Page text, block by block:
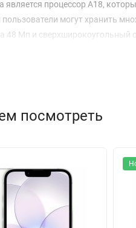
является процессор A18,
могут хранить
48 Мп и сверхширокоугольный
гарантирует, что ваши
в любых условиях.
способной обеспечивать до 80
что iPhone 16 не подведет
условиях, а поддержка MagSafe
посмотреть